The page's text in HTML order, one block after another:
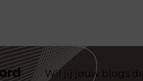
Wil jij jouw blogs